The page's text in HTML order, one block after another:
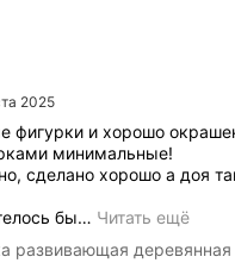
2025
фигурки и хорошо
минимальные!
сделано хорошо а доя
бы… Читать ещё
развивающая